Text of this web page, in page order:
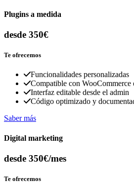
Plugins a medida
desde 350€
Te ofrecemos
Funcionalidades personalizadas
Compatible con WooCommerce
Interfaz editable desde el admin
Código optimizado y
Saber más
Digital marketing
desde 350€/mes
Te ofrecemos